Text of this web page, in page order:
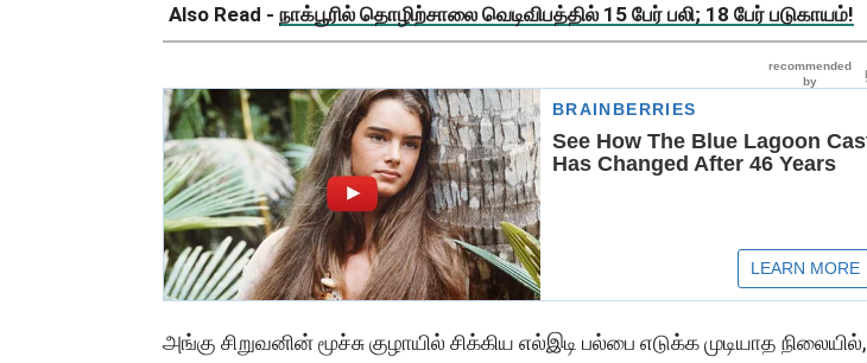
Also Read - நாக்பூரில் தொழிற்சாலை வெடிவிபத்தில் 15 பேர் பலி; 18 பேர் படுகாயம்!
அங்கு சிறுவனின் மூச்சு குழாயில் சிக்கிய எல்இடி பல்பை எடுக்க முடியாத நிலையில்,